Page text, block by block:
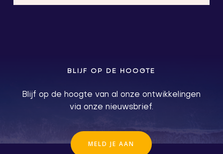
BLIJF OP DE HOOGTE
Blijf op de hoogte van al onze ontwikkelingen
via onze nieuwsbrief.
MELD JE AAN